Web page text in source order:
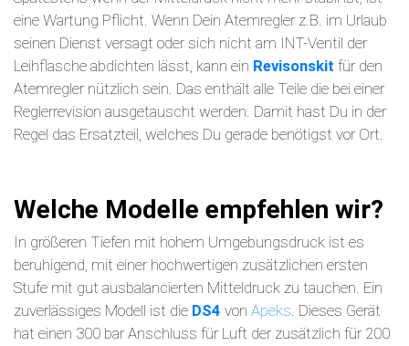
eine Wartung Pflicht. Wenn Dein Atemregler z.B. im Urlaub
seinen Dienst versagt oder sich nicht am INT-Ventil der
Leihflasche abdichten lässt, kann ein Revisonskit für den
Atemregler nützlich sein. Das enthält alle Teile die bei einer
Reglerrevision ausgetauscht werden. Damit hast Du in der
Regel das Ersatzteil, welches Du gerade benötigst vor Ort.
Welche Modelle empfehlen wir?
In größeren Tiefen mit hohem Umgebungsdruck ist es
beruhigend, mit einer hochwertigen zusätzlichen ersten
Stufe mit gut ausbalancierten Mitteldruck zu tauchen. Ein
zuverlässiges Modell ist die DS4 von Apeks. Dieses Gerät
hat einen 300 bar Anschluss für Luft der zusätzlich für 200